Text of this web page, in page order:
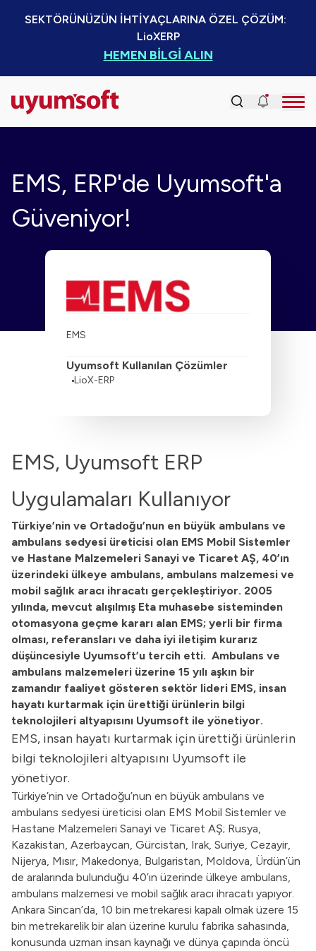
SEKTÖRÜNÜZÜN İHTİYAÇLARINA ÖZEL ÇÖZÜM:
LioXERP
HEMEN BİLGİ ALIN
EMS, ERP'de Uyumsoft'a
Güveniyor!
EMS
Uyumsoft Kullanılan Çözümler
LioX-ERP
EMS, Uyumsoft ERP
Uygulamaları Kullanıyor
Türkiye’nin ve Ortadoğu’nun en büyük ambulans ve
ambulans sedyesi üreticisi olan EMS Mobil Sistemler
ve Hastane Malzemeleri Sanayi ve Ticaret AŞ, 40’ın
üzerindeki ülkeye ambulans, ambulans malzemesi ve
mobil sağlık aracı ihracatı gerçekleştiriyor. 2005
yılında, mevcut alışılmış Eta muhasebe sisteminden
otomasyona geçme kararı alan EMS; yerli bir firma
olması, referansları ve daha iyi iletişim kurarız
düşüncesiyle Uyumsoft’u tercih etti. Ambulans ve
ambulans malzemeleri üzerine 15 yılı aşkın bir
zamandır faaliyet gösteren sektör lideri EMS, insan
hayatı kurtarmak için ürettiği ürünlerin bilgi
teknolojileri altyapısını Uyumsoft ile yönetiyor.
EMS, insan hayatı kurtarmak için ürettiği ürünlerin
bilgi teknolojileri altyapısını Uyumsoft ile
yönetiyor.
Türkiye’nin ve Ortadoğu’nun en büyük ambulans ve
ambulans sedyesi üreticisi olan EMS Mobil Sistemler ve
Hastane Malzemeleri Sanayi ve Ticaret AŞ; Rusya,
Kazakistan, Azerbaycan, Gürcistan, Irak, Suriye, Cezayir,
Nijerya, Mısır, Makedonya, Bulgaristan, Moldova, Ürdün’ün
de aralarında bulunduğu 40’ın üzerinde ülkeye ambulans,
ambulans malzemesi ve mobil sağlık aracı ihracatı yapıyor.
Ankara Sincan’da, 10 bin metrekaresi kapalı olmak üzere 15
bin metrekarelik bir alan üzerine kurulu fabrika sahasında,
konusunda uzman insan kaynağı ve dünya çapında öncü